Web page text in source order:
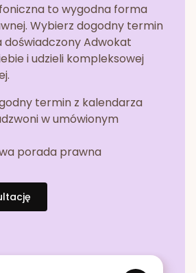
to wygodna forma
Wybierz dogodny termin
doświadczony Adwokat
i udzieli kompleksowej
termin z kalendarza
w umówionym
porada prawna